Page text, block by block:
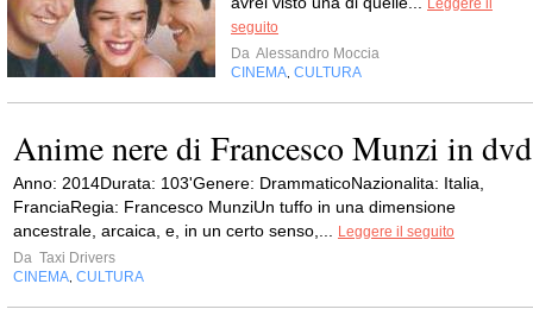
Leggere il
seguito
Da Alessandro Moccia
CINEMA CULTURA
Anime nere di Francesco Munzi in dvd
Anno: 2014Durata: 103'Genere: DrammaticoNazionalita: Italia,
FranciaRegia: Francesco MunziUn tuffo in una dimensione
ancestrale, arcaica, e, in un certo senso,...
Leggere il seguito
Da Taxi Drivers
CINEMA CULTURA